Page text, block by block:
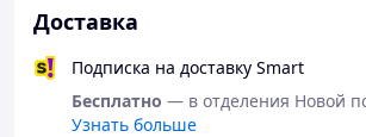
Доставка
Подписка на доставку Smart
Бесплатно — в отделения Новой
Узнать больше